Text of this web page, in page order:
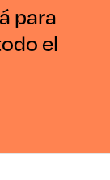
para
el